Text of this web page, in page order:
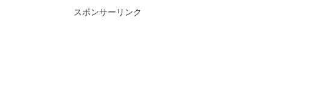
スポンサーリンク